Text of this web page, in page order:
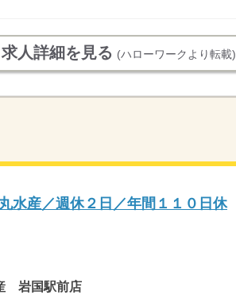
求人詳細を見る (ハローワークより転載)
水産／週休２日／年間１１０日休
岩国駅前店